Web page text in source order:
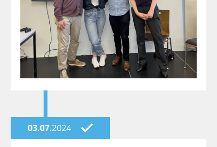
03.07.2024